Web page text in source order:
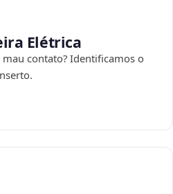
Elétrica
contato? Identificamos o